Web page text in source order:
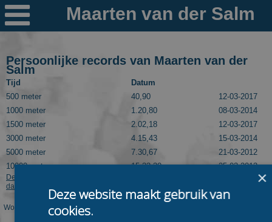

Nieuws
Ploegen
PR's
Schaatspeloton.nl
Persoonlijke records van Maarten van der
Salm
Tijd
Datum
500 meter
40,90
12-03-2017
1000 meter
1.20,80
08-03-2014
1500 meter
2.02,18
12-03-2017
3000 meter
4.15,43
15-03-2014
5000 meter
7.30,67
21-03-2012
10000 meter
15.33,30 25-03-2013
Deze informatie kan worden getoond dankzij Speedskatingresults.com. Kijk
daar voor meer langebaanuitslagen van Maarten van der Salm.
Worden op deze pagina niet de juiste PR's van deze rijder getoond? Laat dit dan
even weten via
×
Deze website maakt gebruik van
cookies.